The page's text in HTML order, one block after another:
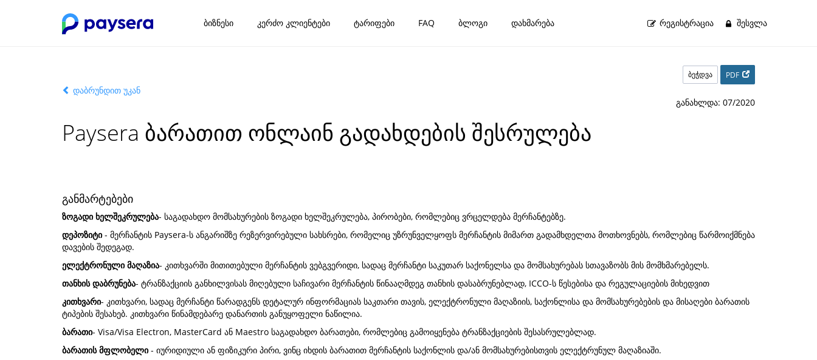
ბიზნესი კერძო კლიენტები ტარიფები FAQ ბლოგი დახმარება ᲠᲔᲒᲘᲡᲢᲠᲐᲪᲘᲐ ᲨᲔᲡᲕᲚᲐ
ბეჭდვა PDF
დაბრუნდით უკან
განახლდა: 07/2020
Paysera ბარათით ონლაინ გადახდების შესრულება
განმარტებები
ზოგადი ხელშეკრულება- საგადახდო მომსახურების ზოგადი ხელშეკრულება, პირობები, რომლებიც ვრცელდება მერჩანტებზე.
დეპოზიტი - მერჩანტის Paysera-ს ანგარიშზე რეზერვირებული სახსრები, რომელიც უზრუნველყოფს მერჩანტის მიმართ გადამხდელთა მოთხოვნებს, რომლებიც წარმოიქმნება
დავების შედეგად.
ელექტრონული მაღაზია- კითხვარში მითითებული მერჩანტის ვებგვერიდი, სადაც მერჩანტი საკუთარ საქონელსა და მომსახურებას სთავაზობს მის მომხმარებელს.
თანხის დაბრუნება- ტრანზაქციის განხილვისას მიღებული საჩივარი მერჩანტის წინააღმდეგ თანხის დასაბრუნებლად, ICCO-ს წესებისა და რეგულაციების მიხედვით
კითხვარი- კითხვარი, სადაც მერჩანტი წარადგენს დეტალურ ინფორმაციას საკთარი თავის, ელექტრონული მაღაზიის, საქონლისა და მომსახურებების და მისაღები ბარათის
ტიპების შესახებ. კითხვარი წინამდებარე დანართის განუყოფელი ნაწილია.
ბარათი- Visa/Visa Electron, MasterCard ან Maestro საგადახდო ბარათები, რომლებიც გამოიყენება ტრანზაქციების შესასრულებლად.
ბარათის მფლობელი - იურიდიული ან ფიზიკური პირი, ვინც იხდის ბარათით მერჩანტის საქონლის და/ან მომსახურებისთვის ელექტრუნულ მაღაზიაში.